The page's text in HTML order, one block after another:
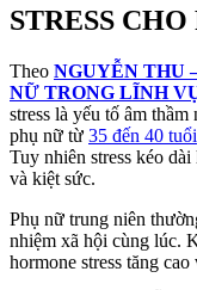
STRESS
Theo NGUYỄN THU
NỮ TRONG LĨNH
stress là yếu tố âm
phụ nữ từ 35 đến 40 tuổi
Tuy nhiên stress kéo
và kiệt sức.
Phụ nữ trung niên
nhiệm xã hội cùng lúc.
hormone stress tăng